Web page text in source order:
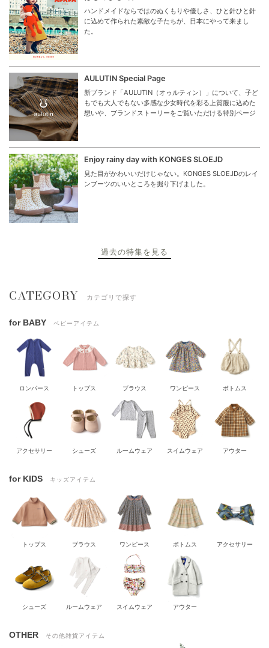
ハンドメイドならではのぬくもりや優しさ、ひと針ひと針
に込めて作られた素敵な子たちが、日本にやって来まし
た。
AULUTIN Special Page
新ブランド「AULUTIN（オゥルティン）」について、子ど
もでも大人でもない多感な少女時代を彩る上質服に込めた
想いや、ブランドストーリーをご覧いただける特別ページ
Enjoy rainy day with KONGES SLOEJD
見た目がかわいいだけじゃない。KONGES SLOEJDのレイ
ンブーツのいいところを掘り下げました。
過去の特集を見る
CATEGORY カテゴリで探す
for BABY ベビーアイテム
ロンパース トップス ブラウス ワンピース ボトムス
アクセサリー シューズ ルームウェア スイムウェア アウター
for KIDS キッズアイテム
トップス ブラウス ワンピース ボトムス アクセサリー
シューズ ルームウェア スイムウェア アウター
OTHER その他雑貨アイテム